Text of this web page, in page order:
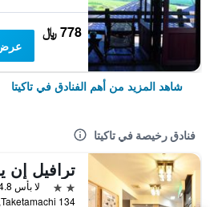
778 ﷼
شاهد المزيد من أهم الفنادق في تاكيتا
فنادق رخيصة في تاكيتا
2 نجمتين
لا بأس 4.8